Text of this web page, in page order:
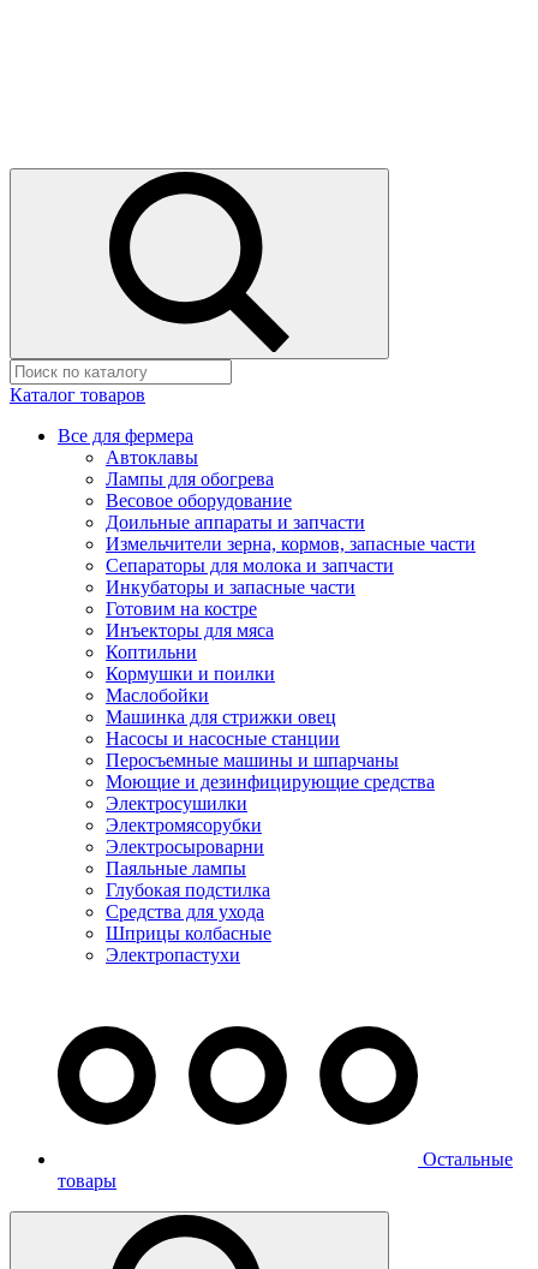
Каталог товаров
Все для фермера
Автоклавы
Лампы для обогрева
Весовое оборудование
Доильные аппараты и запчасти
Измельчители зерна, кормов, запасные части
Сепараторы для молока и запчасти
Инкубаторы и запасные части
Готовим на костре
Инъекторы для мяса
Коптильни
Кормушки и поилки
Маслобойки
Машинка для стрижки овец
Насосы и насосные станции
Перосъемные машины и шпарчаны
Моющие и дезинфицирующие средства
Электросушилки
Электромясорубки
Электросыроварни
Паяльные лампы
Глубокая подстилка
Средства для ухода
Шприцы колбасные
Электропастухи
Остальные
товары